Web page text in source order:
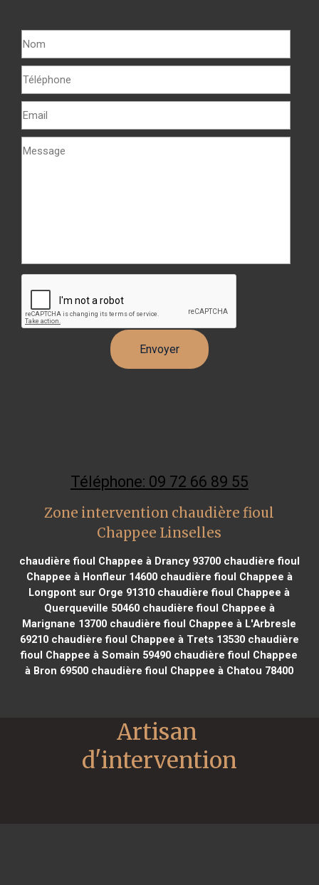
Téléphone: 09 72 66 89 55
Zone intervention chaudière fioul
Chappee Linselles
chaudière fioul Chappee à Drancy 93700chaudière fioul
Chappee à Honfleur 14600chaudière fioul Chappee à
Longpont sur Orge 91310 chaudière fioul Chappee à
Querqueville 50460chaudière fioul Chappee à
Marignane 13700 chaudière fioul Chappee à L'Arbresle
69210chaudière fioul Chappee à Trets 13530chaudière
fioul Chappee à Somain 59490 chaudière fioul Chappee
à Bron 69500 chaudière fioul Chappee à Chatou 78400
Artisan
d'intervention